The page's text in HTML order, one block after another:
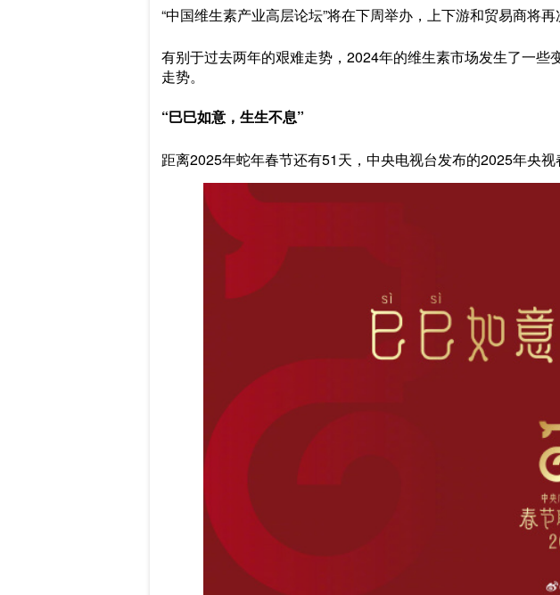
“中国维生素产业高层论坛”将在下周举办，上下游和贸易商将再
有别于过去两年的艰难走势，2024年的维生素市场发生了一
走势。
“巳巳如意，生生不息”
距离2025年蛇年春节还有51天，中央电视台发布的2025年央视